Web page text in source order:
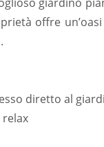
offre
diretto al
relax